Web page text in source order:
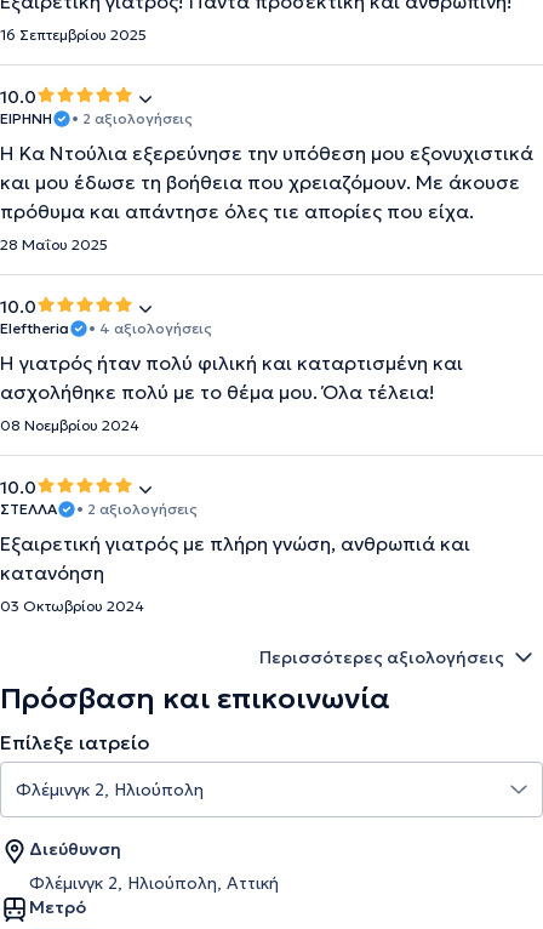
16 Σεπτεμβρίου 2025
10.0
ΕΙΡΗΝΗ • 2 αξιολογήσεις
H Κα Ντούλια εξερεύνησε την υπόθεση μου εξονυχιστικά
και μου έδωσε τη βοήθεια που χρειαζόμουν. Με άκουσε
πρόθυμα και απάντησε όλες τιε απορίες που είχα.
28 Μαΐου 2025
10.0
Eleftheria • 4 αξιολογήσεις
Η γιατρός ήταν πολύ φιλική και καταρτισμένη και
ασχολήθηκε πολύ με το θέμα μου. Όλα τέλεια!
08 Νοεμβρίου 2024
10.0
ΣΤΕΛΛΑ • 2 αξιολογήσεις
Εξαιρετική γιατρός με πλήρη γνώση, ανθρωπιά και
κατανόηση
03 Οκτωβρίου 2024
Περισσότερες αξιολογήσεις
Πρόσβαση και επικοινωνία
Επίλεξε ιατρείο
Διεύθυνση
Φλέμινγκ 2, Ηλιούπολη, Αττική
Μετρό